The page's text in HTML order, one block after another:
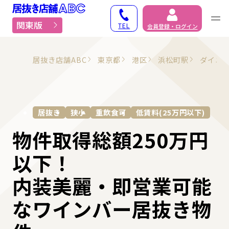
居抜き物件・貸店舗で
関東版 TEL 会員登録・ログイン
居抜き店舗ABC 東京都 港区 浜松町駅 ダイニ
居抜き 狭小 重飲食可 低賃料(25万円以下)
物件取得総額250万円
以下！
内装美麗・即営業可能
なワインバー居抜き物